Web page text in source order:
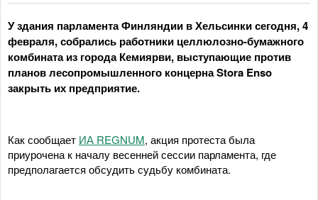
У здания парламента Финляндии в Хельсинки сегодня, 4
февраля, собрались работники целлюлозно-бумажного
комбината из города Кемиярви, выступающие против
планов лесопромышленного концерна Stora Enso
закрыть их предприятие.
Как сообщает ИА REGNUM, акция протеста была
приурочена к началу весенней сессии парламента, где
предполагается обсудить судьбу комбината.